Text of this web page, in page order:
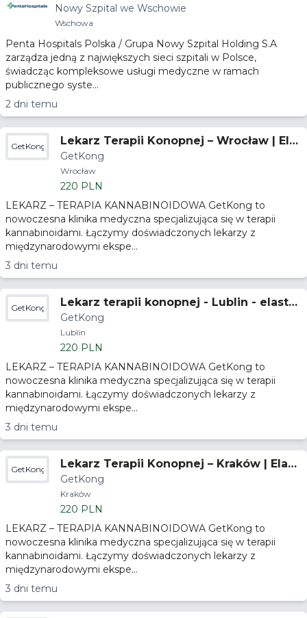
Reumatologicznej
Nowy Szpital we Wschowie
Wschowa
Penta Hospitals Polska / Grupa Nowy Szpital Holding S.A
zarządza jedną z największych sieci szpitali w Polsce,
świadcząc kompleksowe usługi medyczne w ramach
publicznego syste...
2 dni temu
GetKong
Lekarz Terapii Konopnej – Wrocław | Ela
styczny Grafik
GetKong
Wrocław
220 PLN
LEKARZ – TERAPIA KANNABINOIDOWA GetKong to
nowoczesna klinika medyczna specjalizująca się w terapii
kannabinoidami. Łączymy doświadczonych lekarzy z
międzynarodowymi ekspe...
3 dni temu
GetKong
Lekarz terapii konopnej - Lublin - elasty
czny grafik
GetKong
Lublin
220 PLN
LEKARZ – TERAPIA KANNABINOIDOWA GetKong to
nowoczesna klinika medyczna specjalizująca się w terapii
kannabinoidami. Łączymy doświadczonych lekarzy z
międzynarodowymi ekspe...
3 dni temu
GetKong
Lekarz Terapii Konopnej – Kraków | Elast
yczny Grafik
GetKong
Kraków
220 PLN
LEKARZ – TERAPIA KANNABINOIDOWA GetKong to
nowoczesna klinika medyczna specjalizująca się w terapii
kannabinoidami. Łączymy doświadczonych lekarzy z
międzynarodowymi ekspe...
3 dni temu